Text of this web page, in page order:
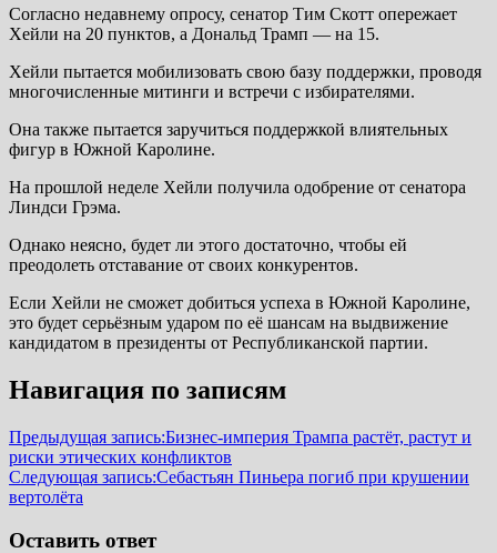
Согласно недавнему опросу, сенатор Тим Скотт опережает
Хейли на 20 пунктов, а Дональд Трамп — на 15.
Хейли пытается мобилизовать свою базу поддержки, проводя
многочисленные митинги и встречи с избирателями.
Она также пытается заручиться поддержкой влиятельных
фигур в Южной Каролине.
На прошлой неделе Хейли получила одобрение от сенатора
Линдси Грэма.
Однако неясно, будет ли этого достаточно, чтобы ей
преодолеть отставание от своих конкурентов.
Если Хейли не сможет добиться успеха в Южной Каролине,
это будет серьёзным ударом по её шансам на выдвижение
кандидатом в президенты от Республиканской партии.
Навигация по записям
Предыдущая запись:Бизнес-империя Трампа растёт, растут и
риски этических конфликтов
Следующая запись:Себастьян Пиньера погиб при крушении
вертолёта
Оставить ответ